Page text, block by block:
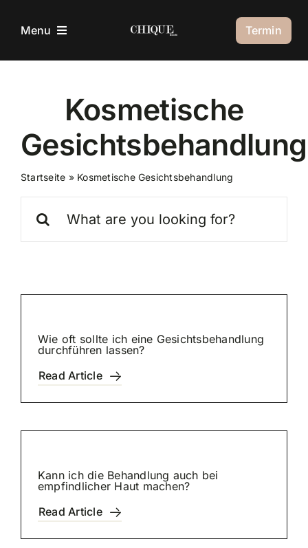
InhaltMenu
Kontakt
Termin
Kosmetische
Gesichtsbehandlung
Startseite » Kosmetische Gesichtsbehandlung
nach:
Wie oft sollte ich eine Gesichtsbehandlung
durchführen lassen?
Read Article
Kann ich die Behandlung auch bei
empfindlicher Haut machen?
Read Article